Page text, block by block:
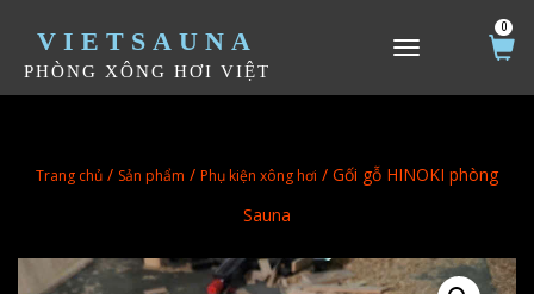
VIETSAUNA
PHÒNG XÔNG HƠI VIỆT
TOGGLE NAVIGATION
0
Trang chủ / Sản phẩm / Phụ kiện xông hơi / Gối gỗ HINOKI phòng
Sauna